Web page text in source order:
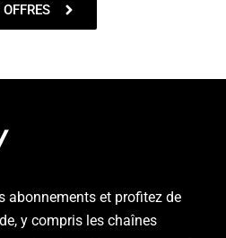
abonnements et profitez de
y compris les chaînes